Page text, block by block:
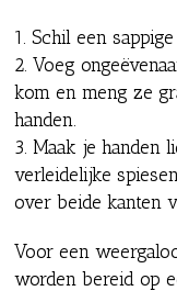
1. Schil een
2. Voeg
kom en meng ze
handen.
3. Maak je handen
verleidelijke
over beide kanten
Voor een
worden bereid op